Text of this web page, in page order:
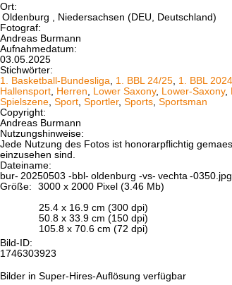
Ort:
Oldenburg
, Niedersachsen (DEU, Deutschland)
Fotograf:
Andreas Burmann
Aufnahmedatum:
03.05.2025
Stichwörter:
1. Basketball-Bundesliga
1. BBL 24/25 1. BBL
Hallensport Herren Lower Saxony, Lower-Saxony,
Spielszene Sport Sportler, Sports Sportsman
Copyright:
Andreas Burmann
Nutzungshinweise:
Jede Nutzung des Fotos ist honorarpflichtig
einzusehen sind.
Dateiname:
bur- 20250503 -bbl- oldenburg -vs- vechta -0350.jpg
Größe:
3000 x 2000 Pixel (3.46 Mb)
25.4 x 16.9 cm (300 dpi)
50.8 x 33.9 cm (150 dpi)
105.8 x 70.6 cm (72 dpi)
Bild-ID:
1746303923
Bilder in Super-Hires-Auflösung verfügbar